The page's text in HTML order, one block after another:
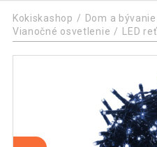
Kokiskashop Dom a bývanie
Vianočné osvetlenie
LED